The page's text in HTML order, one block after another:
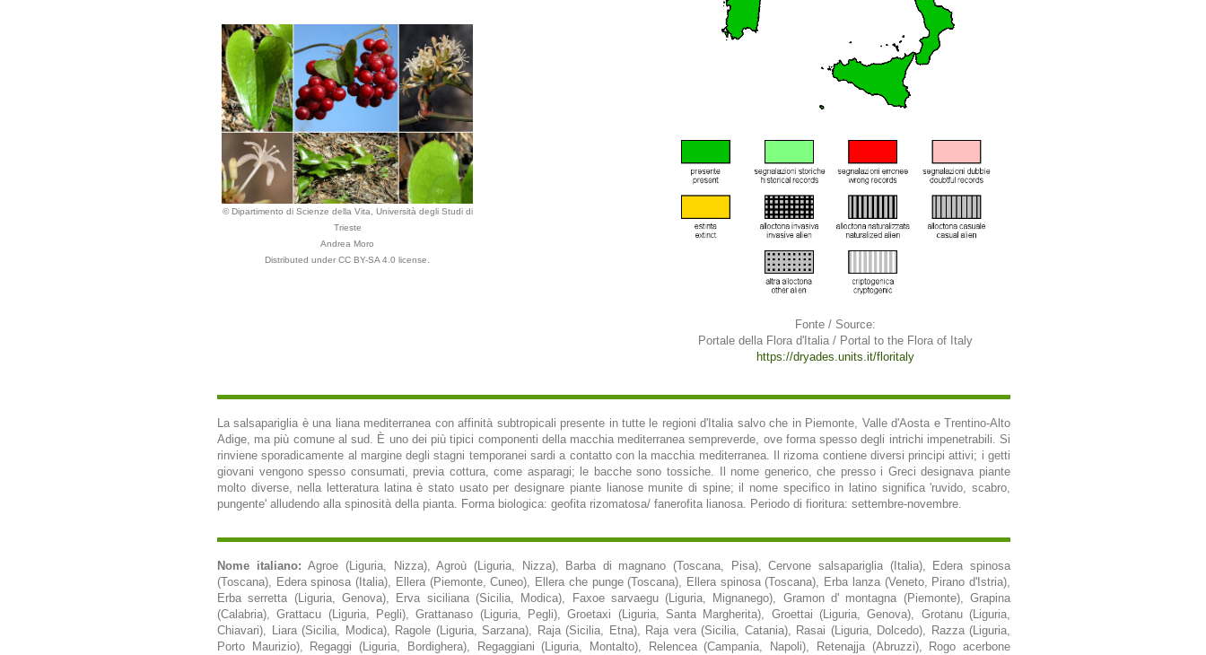
© Dipartimento di Scienze della Vita, Università degli Studi di
Trieste
Andrea Moro
Distributed under CC BY-SA 4.0 license.
Fonte / Source:
Portale della Flora d'Italia / Portal to the Flora of Italy
https://dryades.units.it/floritaly
La salsapariglia è una liana mediterranea con affinità subtropicali presente in tutte le regioni d'Italia salvo che in Piemonte, Valle d'Aosta e Trentino-Alto
Adige, ma più comune al sud. È uno dei più tipici componenti della macchia mediterranea sempreverde, ove forma spesso degli intrichi impenetrabili. Si
rinviene sporadicamente al margine degli stagni temporanei sardi a contatto con la macchia mediterranea. Il rizoma contiene diversi principi attivi; i getti
giovani vengono spesso consumati, previa cottura, come asparagi; le bacche sono tossiche. Il nome generico, che presso i Greci designava piante
molto diverse, nella letteratura latina è stato usato per designare piante lianose munite di spine; il nome specifico in latino significa 'ruvido, scabro,
pungente' alludendo alla spinosità della pianta. Forma biologica: geofita rizomatosa/ fanerofita lianosa. Periodo di fioritura: settembre-novembre.
Nome italiano:Agroe (Liguria, Nizza), Agroù (Liguria, Nizza), Barba di magnano (Toscana, Pisa), Cervone salsapariglia (Italia), Edera spinosa
(Toscana), Edera spinosa (Italia), Ellera (Piemonte, Cuneo), Ellera che punge (Toscana), Ellera spinosa (Toscana), Erba lanza (Veneto, Pirano d'Istria),
Erba serretta (Liguria, Genova), Erva siciliana (Sicilia, Modica), Faxoe sarvaegu (Liguria, Mignanego), Gramon d' montagna (Piemonte), Grapina
(Calabria), Grattacu (Liguria, Pegli), Grattanaso (Liguria, Pegli), Groetaxi (Liguria, Santa Margherita), Groettai (Liguria, Genova), Grotanu (Liguria,
Chiavari), Liara (Sicilia, Modica), Ragole (Liguria, Sarzana), Raja (Sicilia, Etna), Raja vera (Sicilia, Catania), Rasai (Liguria, Dolcedo), Razza (Liguria,
Porto Maurizio), Regaggi (Liguria, Bordighera), Regaggiani (Liguria, Montalto), Relencea (Campania, Napoli), Retenajja (Abruzzi), Rogo acerbone